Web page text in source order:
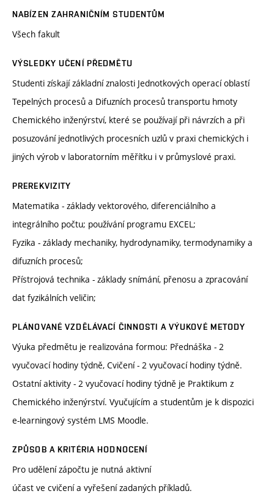
NABÍZEN ZAHRANIČNÍM STUDENTŮM
Všech fakult
VÝSLEDKY UČENÍ PŘEDMĚTU
Studenti získají základní znalosti Jednotkových operací oblastí
Tepelných procesů a Difuzních procesů transportu hmoty
Chemického inženýrství, které se používají při návrzích a při
posuzování jednotlivých procesních uzlů v praxi chemických i
jiných výrob v laboratorním měřítku i v průmyslové praxi.
PREREKVIZITY
Matematika - základy vektorového, diferenciálního a
integrálního počtu; používání programu EXCEL;
Fyzika - základy mechaniky, hydrodynamiky, termodynamiky a
difuzních procesů;
Přístrojová technika - základy snímání, přenosu a zpracování
dat fyzikálních veličin;
PLÁNOVANÉ VZDĚLÁVACÍ ČINNOSTI A VÝUKOVÉ METODY
Výuka předmětu je realizována formou: Přednáška - 2
vyučovací hodiny týdně, Cvičení - 2 vyučovací hodiny týdně.
Ostatní aktivity - 2 vyučovací hodiny týdně je Praktikum z
Chemického inženýrství. Vyučujícím a studentům je k dispozici
e-learningový systém LMS Moodle.
ZPŮSOB A KRITÉRIA HODNOCENÍ
Pro udělení zápočtu je nutná aktivní
účast ve cvičení a vyřešení zadaných příkladů.